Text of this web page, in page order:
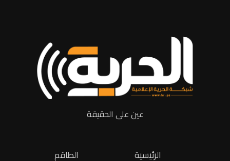
عين على الحقيقة
الطاقم الرئيسية